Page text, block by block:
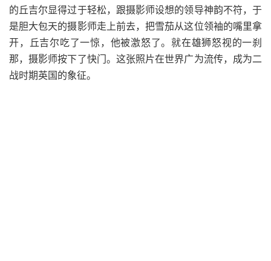
的丘吉尔显得过于轻松，跟摄影师设想的领导神韵不符，于
是胆大包天的摄影师走上前去，把雪茄从这位领袖的嘴里拿
开，丘吉尔吃了一惊，他被激怒了。就在雄狮怒视的一刹
那，摄影师按下了快门。这张照片在世界广为流传，成为二
战时期英国的象征。